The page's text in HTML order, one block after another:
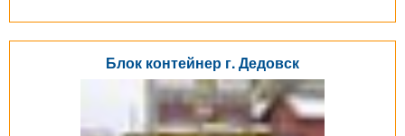
Блок контейнер г. Дедовск